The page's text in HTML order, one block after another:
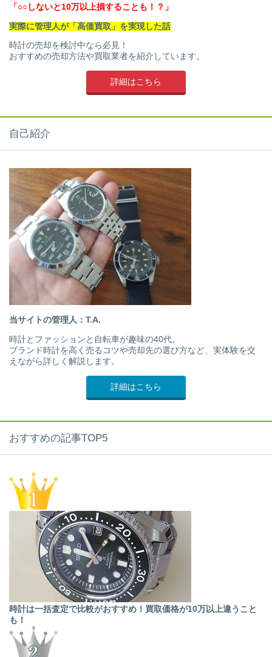
「○○しないと10万以上損することも！？」
実際に管理人が「高価買取」を実現した話
時計の売却を検討中なら必見！
おすすめの売却方法や買取業者を紹介しています。
詳細はこちら
自己紹介
当サイトの管理人：T.A.
時計とファッションと自転車が趣味の40代。
ブランド時計を高く売るコツや売却先の選び方など、実体験を交
えながら詳しく解説します。
詳細はこちら
おすすめの記事TOP5
時計は一括査定で比較がおすすめ！買取価格が10万以上違うこと
も！